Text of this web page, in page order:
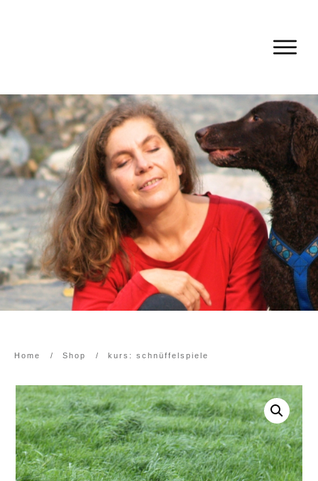
Home / Shop / kurs: schnüffelspiele